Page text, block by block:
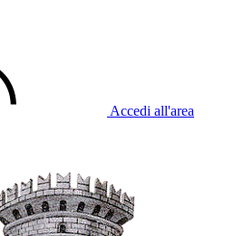
Accedi all'area